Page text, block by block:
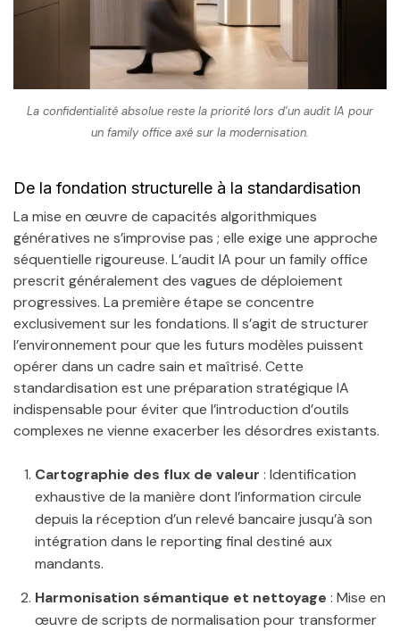
La confidentialité absolue reste la priorité lors d’un audit IA pour
un family office axé sur la modernisation.
De la fondation structurelle à la standardisation
La mise en œuvre de capacités algorithmiques
génératives ne s’improvise pas ; elle exige une approche
séquentielle rigoureuse. L’audit IA pour un family office
prescrit généralement des vagues de déploiement
progressives. La première étape se concentre
exclusivement sur les fondations. Il s’agit de structurer
l’environnement pour que les futurs modèles puissent
opérer dans un cadre sain et maîtrisé. Cette
standardisation est une préparation stratégique IA
indispensable pour éviter que l’introduction d’outils
complexes ne vienne exacerber les désordres existants.
Cartographie des flux de valeur : Identification
exhaustive de la manière dont l’information circule
depuis la réception d’un relevé bancaire jusqu’à son
intégration dans le reporting final destiné aux
mandants.
Harmonisation sémantique et nettoyage : Mise en
œuvre de scripts de normalisation pour transformer